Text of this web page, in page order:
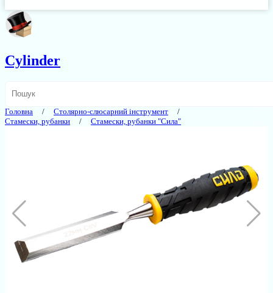
Cylinder
Головна
Столярно-слюсарний інструмент
Стамески, рубанки
Стамески, рубанки "Сила"